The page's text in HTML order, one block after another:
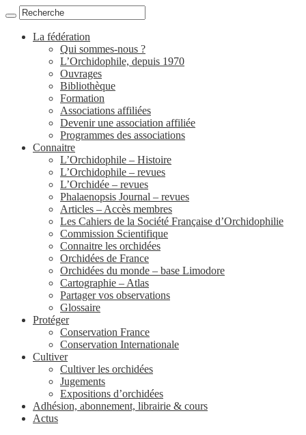
La fédération
Qui sommes-nous ?
L’Orchidophile, depuis 1970
Ouvrages
Bibliothèque
Formation
Associations affiliées
Devenir une association affiliée
Programmes des associations
Connaitre
L’Orchidophile – Histoire
L’Orchidophile – revues
L’Orchidée – revues
Phalaenopsis Journal – revues
Articles – Accès membres
Les Cahiers de la Société Française d’Orchidophilie
Commission Scientifique
Connaitre les orchidées
Orchidées de France
Orchidées du monde – base Limodore
Cartographie – Atlas
Partager vos observations
Glossaire
Protéger
Conservation France
Conservation Internationale
Cultiver
Cultiver les orchidées
Jugements
Expositions d’orchidées
Adhésion, abonnement, librairie & cours
Actus